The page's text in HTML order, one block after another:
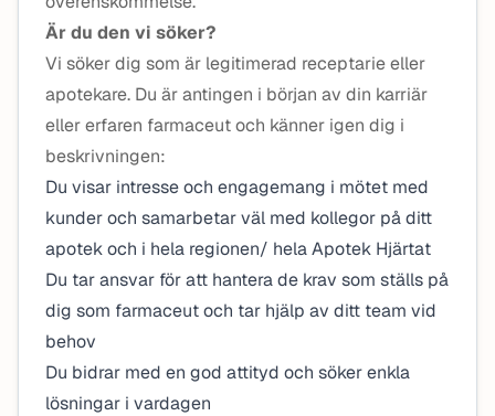
Är du den vi söker?
Vi söker dig som är legitimerad receptarie eller
apotekare. Du är antingen i början av din karriär
eller erfaren farmaceut och känner igen dig i
beskrivningen:
Du visar intresse och engagemang i mötet med
kunder och samarbetar väl med kollegor på ditt
apotek och i hela regionen/ hela Apotek Hjärtat
Du tar ansvar för att hantera de krav som ställs på
dig som farmaceut och tar hjälp av ditt team vid
behov
Du bidrar med en god attityd och söker enkla
lösningar i vardagen